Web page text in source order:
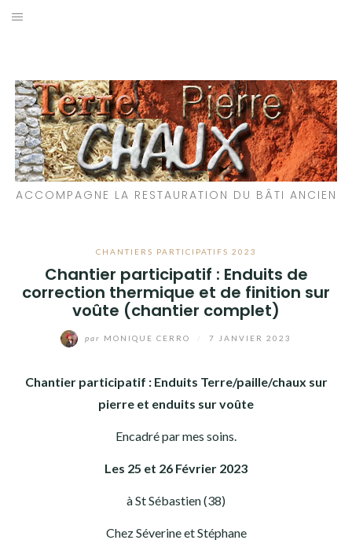
Aller
ACCOMPAGNE LA RESTAURATION DU BÂTI ANCIEN
CHANTIERS PARTICIPATIFS 2023
Chantier participatif : Enduits de
correction thermique et de finition sur
voûte (chantier complet)
par MONIQUE CERRO 7 JANVIER 2023
Chantier participatif : Enduits Terre/paille/chaux sur
pierre et enduits sur voûte
Encadré par mes soins.
Les 25 et 26 Février 2023
à St Sébastien (38)
Chez Séverine et Stéphane
PARTICIPATIFS
CHANTIERS RÉALISÉS
QUE PROPOSONS-NOUS ?